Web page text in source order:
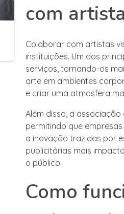
com
Colaborar com artistas
instituições. Um dos
serviços, tornando-os
arte em ambientes
e criar uma atmosfera
Além disso, a
permitindo que
a inovação trazidas por
publicitárias mais
o público.
Como